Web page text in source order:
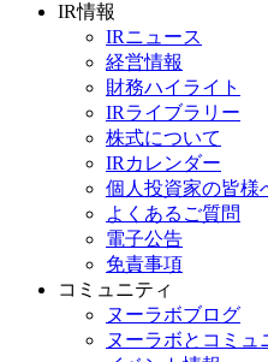
IR情報
IRニュース
経営情報
財務ハイライト
IRライブラリー
株式について
IRカレンダー
個人投資家の皆様
よくあるご質問
電子公告
免責事項
コミュニティ
ヌーラボブログ
ヌーラボとコミュ